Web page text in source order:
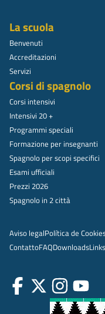
La scuola
Benvenuti
Accreditazioni
Servizi
Corsi di spagnolo
Corsi intensivi
Intensivi 20 +
Programmi speciali
Formazione per insegnanti
Spagnolo per scopi specifici
Esami ufficiali
Prezzi 2026
Spagnolo in 2 città
Aviso legalPolítica de
ContattoFAQDownloadsLinks